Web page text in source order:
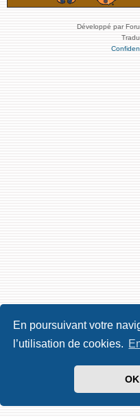
En poursuivant votre
l’utilisation de cookies.
OK
Développé par